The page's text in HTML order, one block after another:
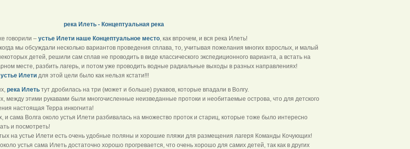
река Илеть - Концептуальная река
говорили – устье Илети наше Концептуальное место, как впрочем, и вся река Илеть!
мы обсуждали несколько вариантов проведения сплава, то, учитывая пожелания многих взрослых, и малый
детей, решили сам сплав не проводить в виде классического экспедиционного варианта, а встать на
месте, разбить лагерь, и потом уже проводить водные радиальные выходы в разных направлениях!
Илетидля этой цели было как нельзя кстати!!!
река Илетьтут дробилась на три (может и больше) рукавов, которые впадали в Волгу.
между этими рукавами были многочисленные неизведанные протоки и необитаемые острова, что для детского
настоящая Терра инкогнита!
и сама Волга около устья Илети разбивалась на множество проток и стариц, которые тоже было интересно
и посмотреть!
на устье Илети есть очень удобные поляны и хорошие пляжи для размещения лагеря Команды Кочующих!
устья сама Илеть достаточно хорошо прогревается, что очень хорошо для самих детей, так как в других